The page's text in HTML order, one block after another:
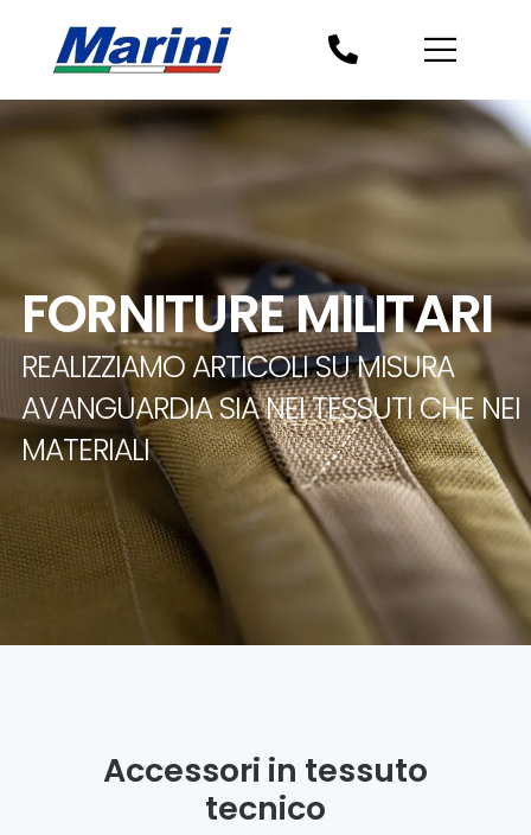
FORNITURE MILITARI
REALIZZIAMO ARTICOLI SU MISURA
AVANGUARDIA SIA NEI TESSUTI CHE NEI
MATERIALI
Accessori in tessuto
tecnico